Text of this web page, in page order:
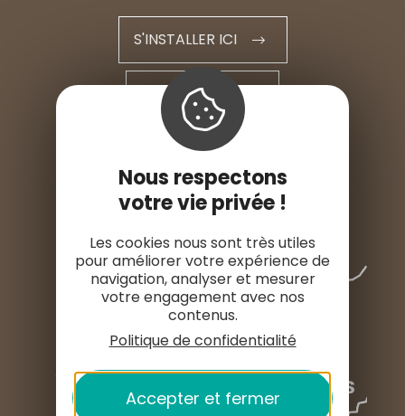
S'INSTALLER ICI
ESPACE PRO
ESPACE PRESSE
Nous respectons
votre vie privée !
Les cookies nous sont très utiles
pour améliorer votre expérience de
navigation, analyser et mesurer
votre engagement avec nos
contenus.
Politique de confidentialité
Accepter et fermer